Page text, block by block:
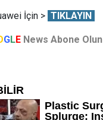
İçin > TIKLAYIN
GLE News Abone Olun